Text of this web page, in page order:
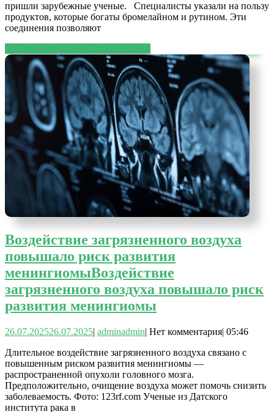
пришли зарубежные ученые. Специалисты указали на пользу
продуктов, которые богаты бромелайном и рутином. Эти
соединения позволяют
Воздействие загрязненного воздуха
повышало риск развития
менингиомыВоздействие
загрязненного воздуха повышало риск
развития менингиомы
26.07.202526.07.2025| adminadmin| Нет комментария| 05:46
Длительное воздействие загрязненного воздуха связано с
повышенным риском развития менингиомы —
распространенной опухоли головного мозга.
Предположительно, очищение воздуха может помочь снизить
заболеваемость. Фото: 123rf.com Ученые из Датского
института рака в